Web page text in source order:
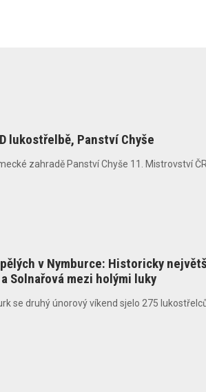
lukostřelbě, Panství Chyše
zahradě Panství Chyše 11. Mistrovství
v Nymburce: Historicky
Solnařová mezi holými luky
se druhý únorový víkend sjelo 275